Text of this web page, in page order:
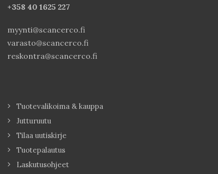
+358 40 1625 227
myynti@scancerco.fi
varasto@scancerco.fi
reskontra@scancerco.fi
Tuotevalikoima & kauppa
Jutturuutu
Tilaa uutiskirje
Tuotepalautus
Laskutusohjeet